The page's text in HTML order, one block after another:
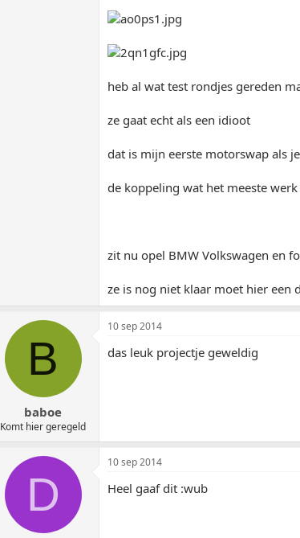
heb al wat test rondjes gereden
ze gaat echt als een idioot
dat is mijn eerste motorswap als
de koppeling wat het meeste
zit nu opel BMW Volkswagen en
ze is nog niet klaar moet hier een
B
baboe
Komt hier geregeld
10 sep 2014
das leuk projectje geweldig
D
10 sep 2014
Heel gaaf dit :wub